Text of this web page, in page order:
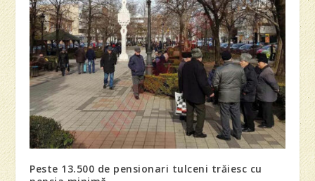
Peste 13.500 de pensionari tulceni trăiesc cu